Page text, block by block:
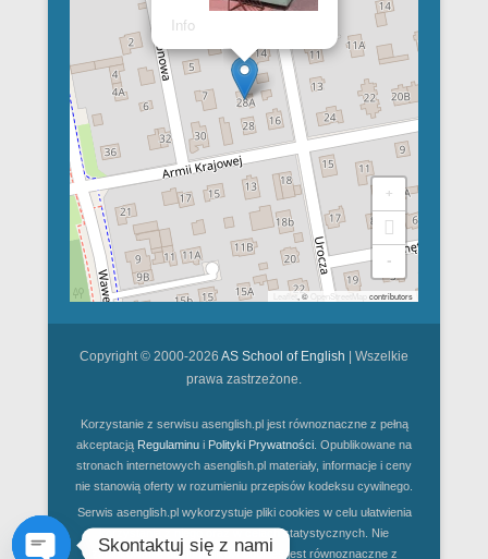
Info
+
-
, © OpenStreetMap contributors
Copyright © 2000-2026 AS School of English | Wszelkie
prawa zastrzeżone.
Korzystanie z serwisu asenglish.pl jest równoznaczne z pełną
akceptacją Regulaminu i Polityki Prywatności . Opublikowane na
stronach internetowych asenglish.pl materiały, informacje i ceny
nie stanowią oferty w rozumieniu przepisów kodeksu cywilnego.
Serwis asenglish.pl wykorzystuje pliki cookies w celu ułatwienia
korzystania z niego oraz w celach statystycznych. Nie
zablokowanie obsługi plików cookies jest równoznaczne z
Skontaktuj się z nami